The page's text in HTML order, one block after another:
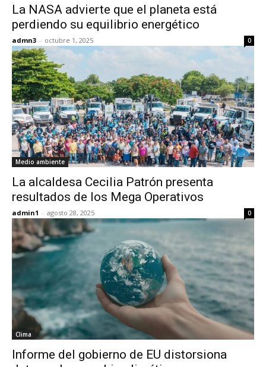
La NASA advierte que el planeta está
perdiendo su equilibrio energético
admn3 - octubre 1, 2025 0
Medio ambiente
La alcaldesa Cecilia Patrón presenta
resultados de los Mega Operativos
admin1 - agosto 28, 2025 0
Clima
Informe del gobierno de EU distorsiona